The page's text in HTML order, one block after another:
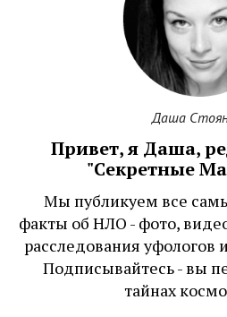
Даша
Привет, я Даша,
"Секретные
Мы публикуем все
факты об НЛО - фото,
расследования уфологов
Подписывайтесь - вы
тайнах